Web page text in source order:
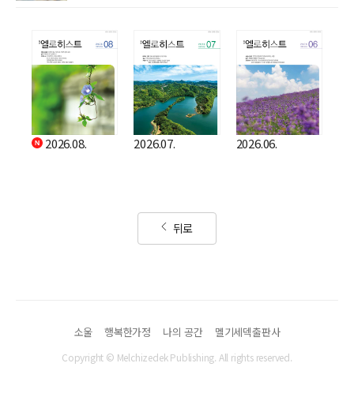
2026.08. 2026.07. 2026.06.
뒤로
소울 행복한가정 나의 공간 멜기세덱출판사
Copyright © Melchizedek Publishing. All rights reserved.